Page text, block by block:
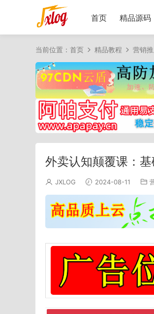
首页 精品源码
当前位置： 首页 精品教程 营销
外卖认知颠覆课：
JXLOG 2024-08-11